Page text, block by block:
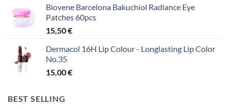
Biovene Barcelona Bakuchiol Radiance Eye
Patches 60pcs
15,50€
Dermacol 16H Lip Colour - Longlasting Lip Color
No.35
15,00€
BEST SELLING